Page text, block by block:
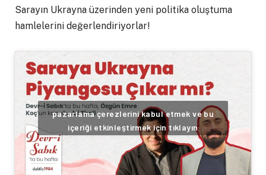
Sarayın Ukrayna üzerinden yeni politika oluştuma
hamlelerini değerlendiriyorlar!
pazarlama çerezlerini kabul etmek ve bu
içeriği etkinleştirmek için tıklayın